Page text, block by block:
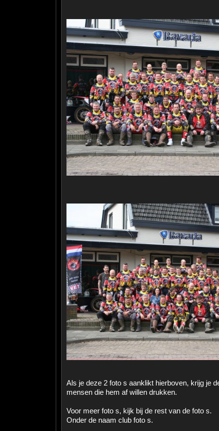
Als je deze 2 foto s aanklikt hierboven, krijg je
mensen die hem af willen drukken.
Voor meer foto s, kijk bij de rest van de foto s.
Onder de naam club foto s.